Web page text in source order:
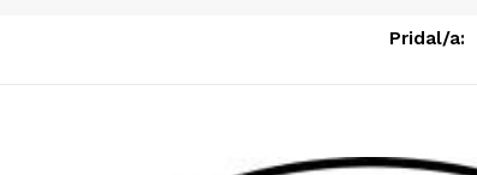
Pridal/a: